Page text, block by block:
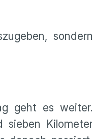
sondern
geht es weiter.
sieben